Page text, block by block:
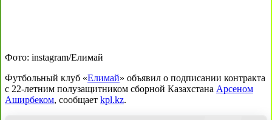
Фото: instagram/Елимай
Футбольный клуб «Елимай» объявил о подписании контракта
с 22-летним полузащитником сборной Казахстана Арсеном
Аширбеком, сообщает kpl.kz.